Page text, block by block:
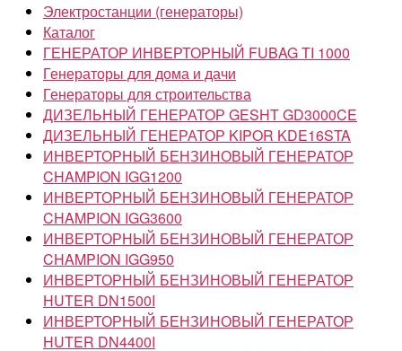
Электростанции (генераторы)
Каталог
ГЕНЕРАТОР ИНВЕРТОРНЫЙ FUBAG TI 1000
Генераторы для дома и дачи
Генераторы для строительства
ДИЗЕЛЬНЫЙ ГЕНЕРАТОР GESHT GD3000CE
ДИЗЕЛЬНЫЙ ГЕНЕРАТОР KIPOR KDE16STA
ИНВЕРТОРНЫЙ БЕНЗИНОВЫЙ ГЕНЕРАТОР
CHAMPION IGG1200
ИНВЕРТОРНЫЙ БЕНЗИНОВЫЙ ГЕНЕРАТОР
CHAMPION IGG3600
ИНВЕРТОРНЫЙ БЕНЗИНОВЫЙ ГЕНЕРАТОР
CHAMPION IGG950
ИНВЕРТОРНЫЙ БЕНЗИНОВЫЙ ГЕНЕРАТОР
HUTER DN1500I
ИНВЕРТОРНЫЙ БЕНЗИНОВЫЙ ГЕНЕРАТОР
HUTER DN4400I